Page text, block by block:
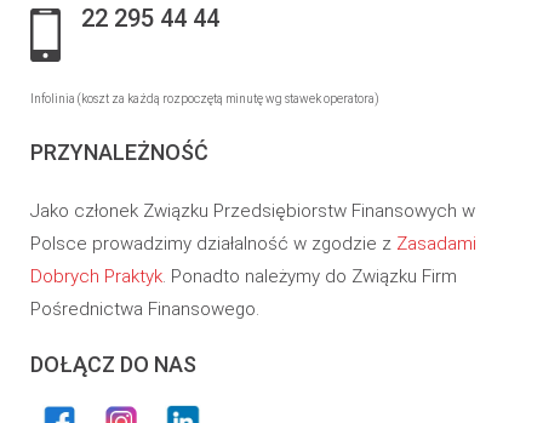
22 295 44 44
Infolinia (koszt za każdą rozpoczętą minutę wg stawek operatora)
PRZYNALEŻNOŚĆ
Jako członek Związku Przedsiębiorstw Finansowych w
Polsce prowadzimy działalność w zgodzie z Zasadami
Dobrych Praktyk. Ponadto należymy do Związku Firm
Pośrednictwa Finansowego.
DOŁĄCZ DO NAS